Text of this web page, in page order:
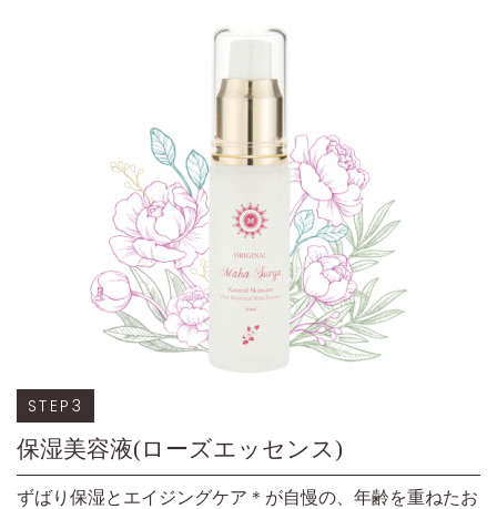
STEP3
保湿美容液(ローズエッセンス)
ずばり保湿とエイジングケア＊が自慢の、年齢を重ねたお